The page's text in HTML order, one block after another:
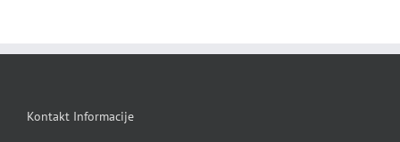
Kontakt Informacije